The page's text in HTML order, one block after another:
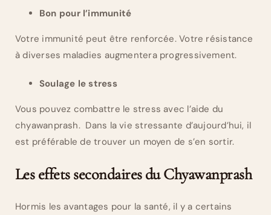
Bon pour l’immunité
Votre immunité peut être renforcée. Votre résistance
à diverses maladies augmentera progressivement.
Soulage le stress
Vous pouvez combattre le stress avec l’aide du
chyawanprash. Dans la vie stressante d’aujourd’hui, il
est préférable de trouver un moyen de s’en sortir.
Les effets secondaires du Chyawanprash
Hormis les avantages pour la santé, il y a certains